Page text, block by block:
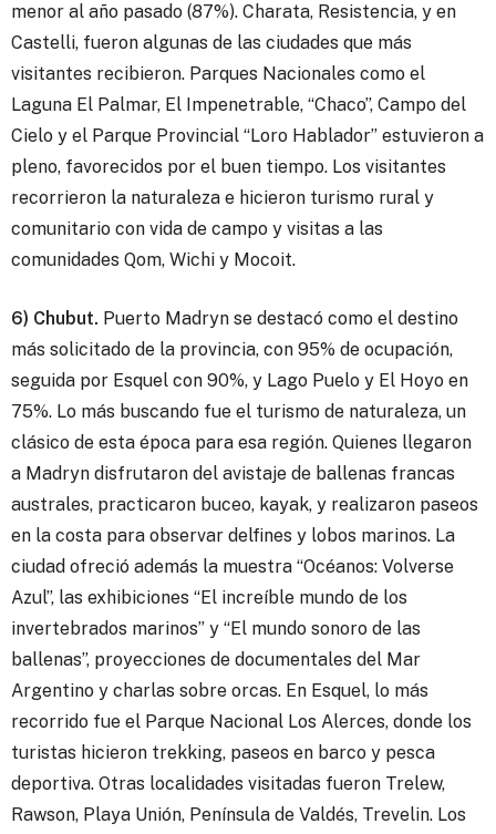
menor al año pasado (87%). Charata, Resistencia, y en
Castelli, fueron algunas de las ciudades que más
visitantes recibieron. Parques Nacionales como el
Laguna El Palmar, El Impenetrable, “Chaco”, Campo del
Cielo y el Parque Provincial “Loro Hablador” estuvieron a
pleno, favorecidos por el buen tiempo. Los visitantes
recorrieron la naturaleza e hicieron turismo rural y
comunitario con vida de campo y visitas a las
comunidades Qom, Wichi y Mocoit.
6) Chubut. Puerto Madryn se destacó como el destino
más solicitado de la provincia, con 95% de ocupación,
seguida por Esquel con 90%, y Lago Puelo y El Hoyo en
75%. Lo más buscando fue el turismo de naturaleza, un
clásico de esta época para esa región. Quienes llegaron
a Madryn disfrutaron del avistaje de ballenas francas
australes, practicaron buceo, kayak, y realizaron paseos
en la costa para observar delfines y lobos marinos. La
ciudad ofreció además la muestra “Océanos: Volverse
Azul”, las exhibiciones “El increíble mundo de los
invertebrados marinos” y “El mundo sonoro de las
ballenas”, proyecciones de documentales del Mar
Argentino y charlas sobre orcas. En Esquel, lo más
recorrido fue el Parque Nacional Los Alerces, donde los
turistas hicieron trekking, paseos en barco y pesca
deportiva. Otras localidades visitadas fueron Trelew,
Rawson, Playa Unión, Península de Valdés, Trevelin. Los